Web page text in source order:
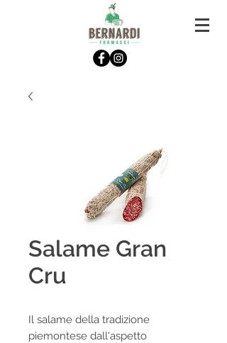
Salame Gran
Cru
Il salame della tradizione
piemontese dall'aspetto